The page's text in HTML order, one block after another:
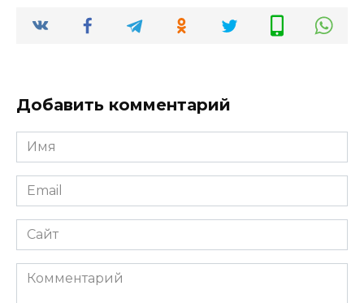
Добавить комментарий
Имя
*
Email
*
Сайт
Комментарий